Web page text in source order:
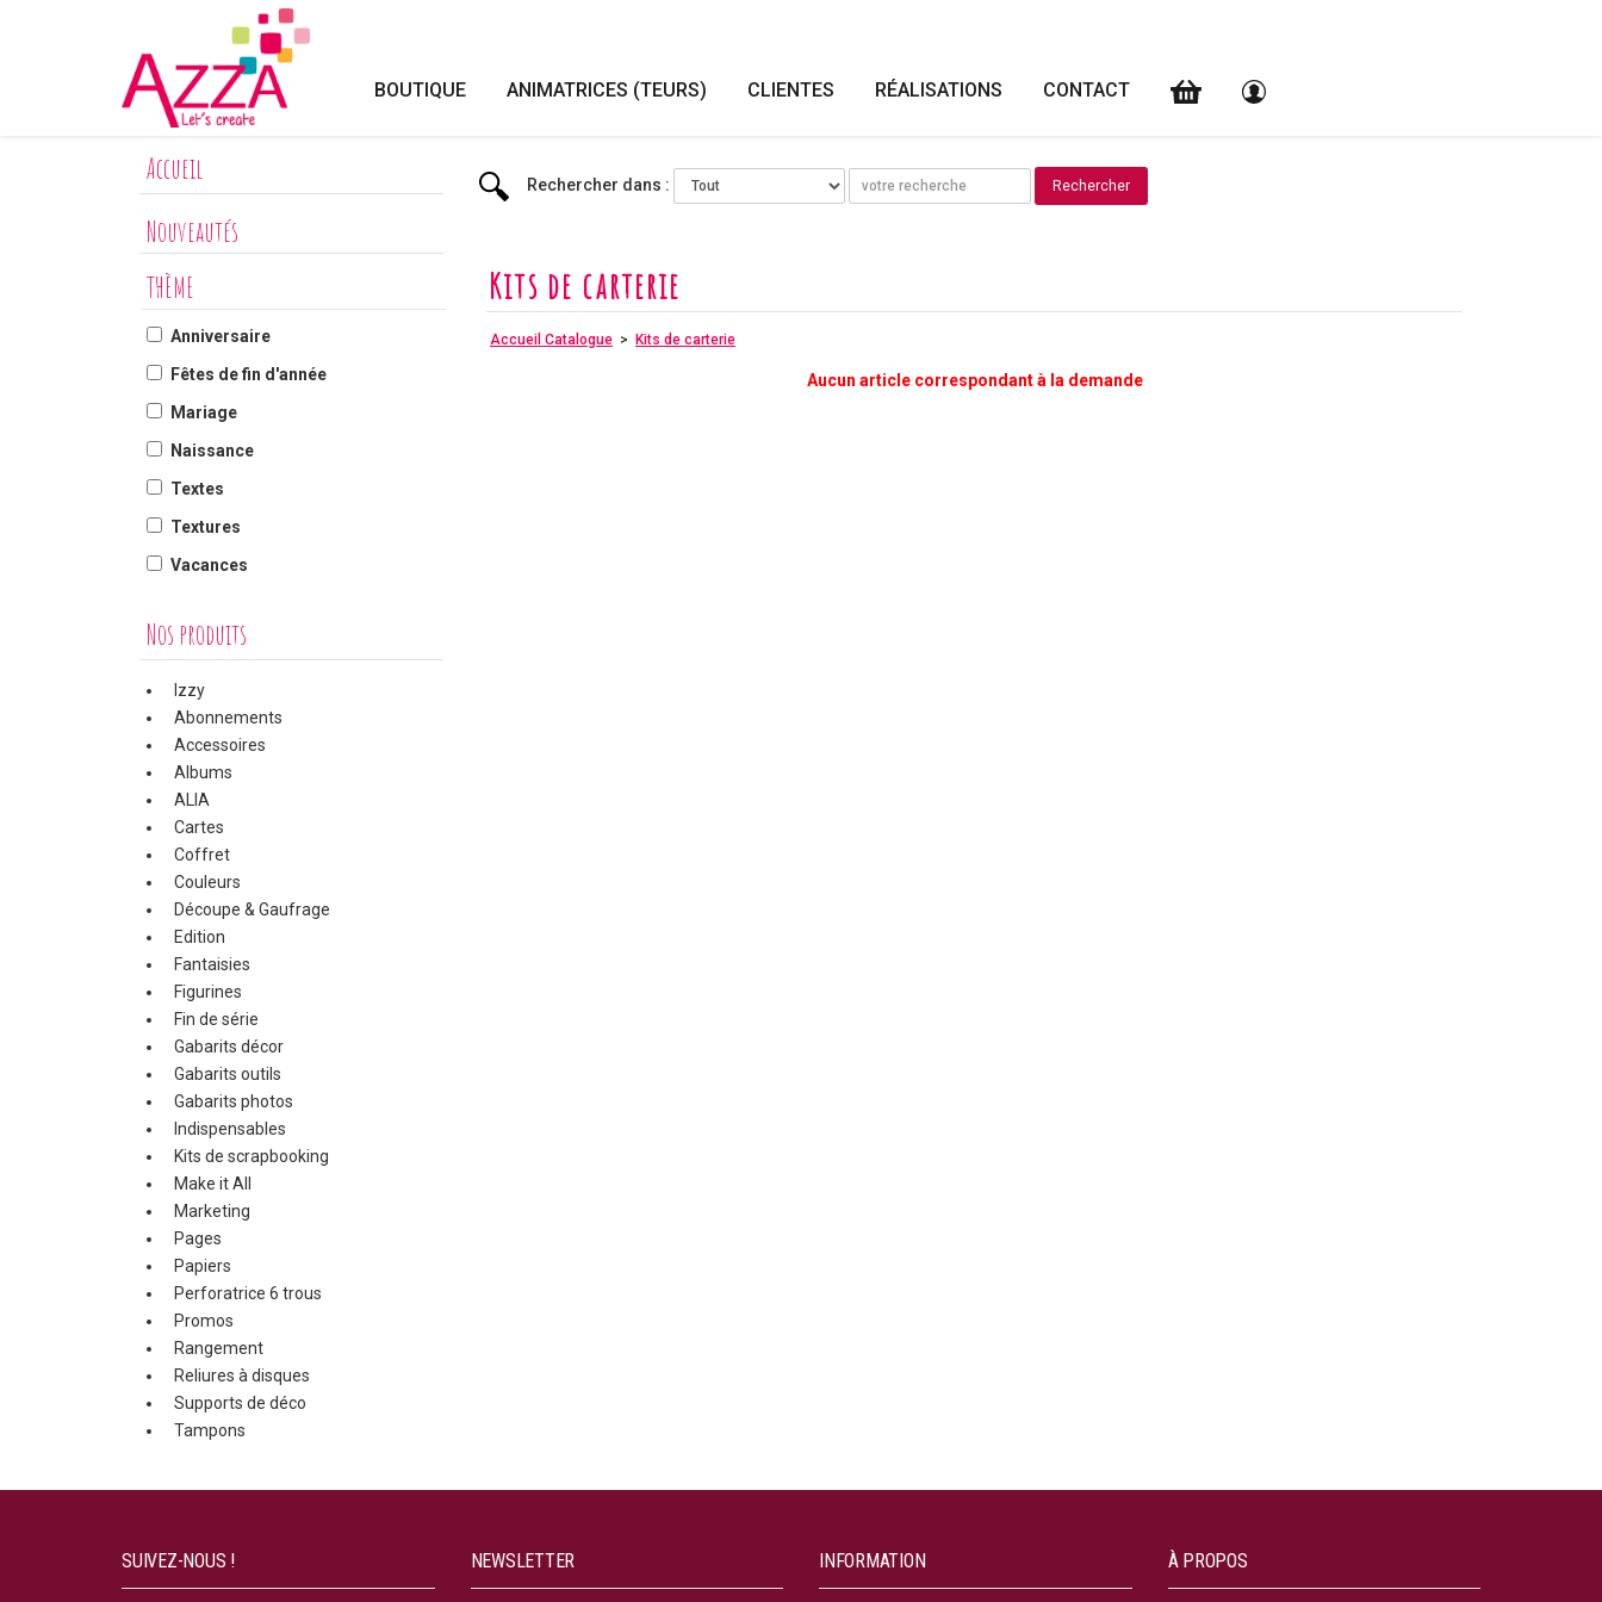
BOUTIQUE ANIMATRICES (TEURS) CLIENTES RÉALISATIONS CONTACT
Accueil
Nouveautés
THÈME
Anniversaire
Fêtes de fin d'année
Mariage
Naissance
Textes
Textures
Vacances
Nos produits
Izzy
Abonnements
Accessoires
Albums
ALIA
Cartes
Coffret
Couleurs
Découpe & Gaufrage
Edition
Fantaisies
Figurines
Fin de série
Gabarits décor
Gabarits outils
Gabarits photos
Indispensables
Kits de scrapbooking
Make it All
Marketing
Pages
Papiers
Perforatrice 6 trous
Promos
Rangement
Reliures à disques
Supports de déco
Tampons
Rechercher dans :
Kits de carterie
Accueil Catalogue > Kits de carterie
Aucun article correspondant à la demande
SUIVEZ-NOUS ! NEWSLETTER INFORMATION À PROPOS